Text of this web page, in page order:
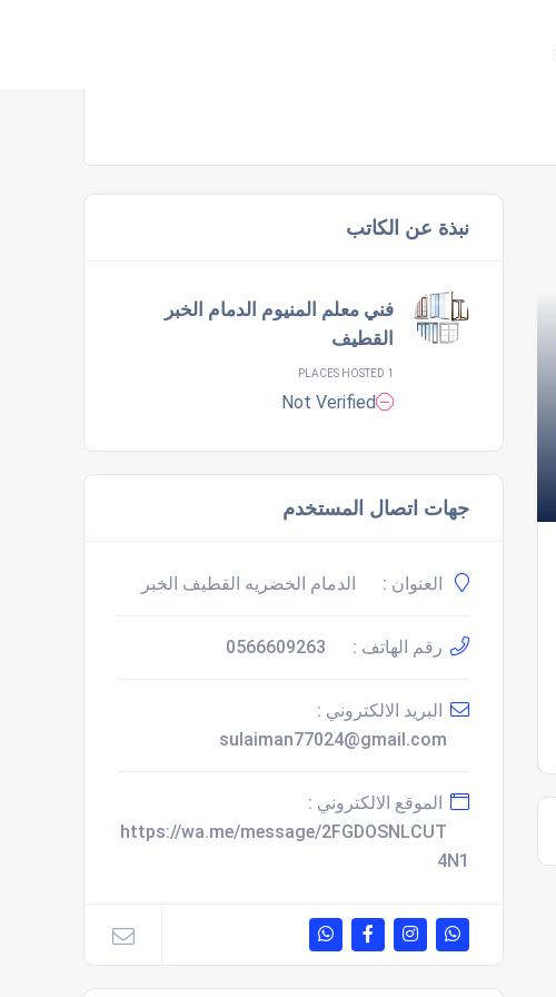
نبذة عن الكاتب
فني معلم المنيوم الدمام الخبر
القطيف
1 PLACES HOSTED
Not Verified
جهات اتصال المستخدم
العنوان : الدمام الخضريه القطيف الخبر
رقم الهاتف : 0566609263
البريد الالكتروني :
sulaiman77024@gmail.com
الموقع الالكتروني :
https://wa.me/message/2FGDOSNLCUT
4N1